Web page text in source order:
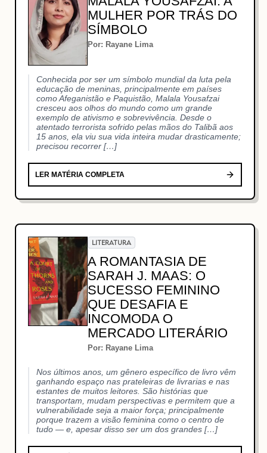
MULHER POR TRÁS DO
SÍMBOLO
Por: Rayane Lima
Conhecida por ser um símbolo mundial da luta pela
educação de meninas, principalmente em países
como Afeganistão e Paquistão, Malala Yousafzai
cresceu aos olhos do mundo como um grande
exemplo de ativismo e sobrevivência. Desde o
atentado terrorista sofrido pelas mãos do Talibã aos
15 anos, ela viu sua vida inteira mudar drasticamente;
precisou recorrer […]
LER MATÉRIA COMPLETA
LITERATURA
A ROMANTASIA DE
SARAH J. MAAS: O
SUCESSO FEMININO
QUE DESAFIA E
INCOMODA O
MERCADO LITERÁRIO
Por: Rayane Lima
Nos últimos anos, um gênero específico de livro vêm
ganhando espaço nas prateleiras de livrarias e nas
estantes de muitos leitores. São histórias que
transportam, mudam perspectivas e permitem que a
vulnerabilidade seja a maior força; principalmente
porque trazem a visão feminina como o centro de
tudo — e, apesar disso ser um dos grandes […]